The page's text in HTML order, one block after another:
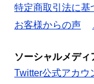
特定商取引法に基
お客様からの声
ソーシャルメディ
Twitter公式アカウ